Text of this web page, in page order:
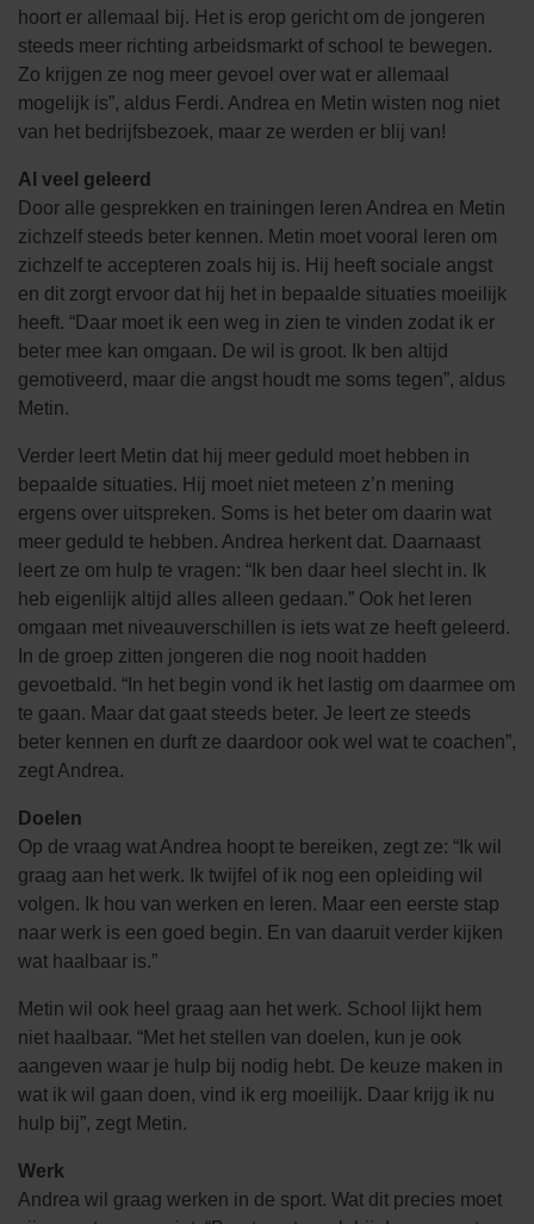
hoort er allemaal bij. Het is erop gericht om de jongeren
steeds meer richting arbeidsmarkt of school te bewegen.
Zo krijgen ze nog meer gevoel over wat er allemaal
mogelijk is”, aldus Ferdi. Andrea en Metin wisten nog niet
van het bedrijfsbezoek, maar ze werden er blij van!
Al veel geleerd
Door alle gesprekken en trainingen leren Andrea en Metin
zichzelf steeds beter kennen. Metin moet vooral leren om
zichzelf te accepteren zoals hij is. Hij heeft sociale angst
en dit zorgt ervoor dat hij het in bepaalde situaties moeilijk
heeft. “Daar moet ik een weg in zien te vinden zodat ik er
beter mee kan omgaan. De wil is groot. Ik ben altijd
gemotiveerd, maar die angst houdt me soms tegen”, aldus
Metin.
Verder leert Metin dat hij meer geduld moet hebben in
bepaalde situaties. Hij moet niet meteen z’n mening
ergens over uitspreken. Soms is het beter om daarin wat
meer geduld te hebben. Andrea herkent dat. Daarnaast
leert ze om hulp te vragen: “Ik ben daar heel slecht in. Ik
heb eigenlijk altijd alles alleen gedaan.” Ook het leren
omgaan met niveauverschillen is iets wat ze heeft geleerd.
In de groep zitten jongeren die nog nooit hadden
gevoetbald. “In het begin vond ik het lastig om daarmee om
te gaan. Maar dat gaat steeds beter. Je leert ze steeds
beter kennen en durft ze daardoor ook wel wat te coachen”,
zegt Andrea.
Doelen
Op de vraag wat Andrea hoopt te bereiken, zegt ze: “Ik wil
graag aan het werk. Ik twijfel of ik nog een opleiding wil
volgen. Ik hou van werken en leren. Maar een eerste stap
naar werk is een goed begin. En van daaruit verder kijken
wat haalbaar is.”
Metin wil ook heel graag aan het werk. School lijkt hem
niet haalbaar. “Met het stellen van doelen, kun je ook
aangeven waar je hulp bij nodig hebt. De keuze maken in
wat ik wil gaan doen, vind ik erg moeilijk. Daar krijg ik nu
hulp bij”, zegt Metin.
Werk
Andrea wil graag werken in de sport. Wat dit precies moet